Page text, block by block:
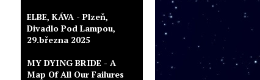
ELBE, KÁVA - Plzeň,
Divadlo Pod Lampou,
29.března 2025
MY DYING BRIDE - A
Map Of All Our Failures